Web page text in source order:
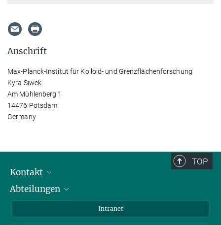
Anschrift
Max-Planck-Institut für Kolloid- und Grenzflächenforschung
Kyra Siwek
Am Mühlenberg 1
14476 Potsdam
Germany
TOP
Kontakt
Mitarbeiterverzeichnis
Abteilungen
Intranet